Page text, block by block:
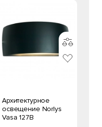
Архитектурное
освещение Norlys
Vasa 127B